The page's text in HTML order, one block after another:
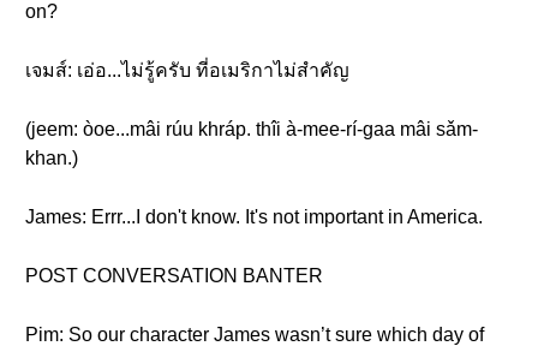
on?
เจมส์: เอ่อ...ไม่รู้ครับ ที่อเมริกาไม่สำคัญ
(jeem: òoe...mâi rúu khráp. thîi à-mee-rí-gaa mâi sǎm-
khan.)
James: Errr...I don't know. It's not important in America.
POST CONVERSATION BANTER
Pim: So our character James wasn’t sure which day of